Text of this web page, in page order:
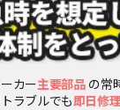
カー主要部品 の常
ラブルでも即日修理